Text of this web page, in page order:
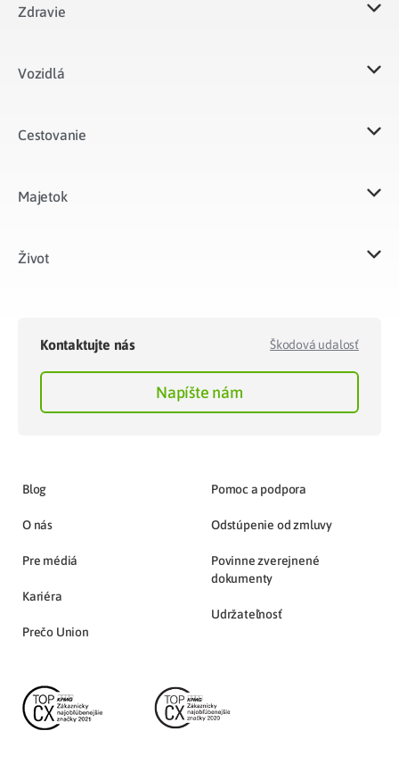
Zdravie
Vozidlá​
Cestovanie
Majetok​
Život​
Kontaktujte nás Škodová udalosť
Napíšte nám
Blog
O nás
Pre médiá
Kariéra
Prečo Union
Pomoc a podpora
Odstúpenie od zmluvy
Povinne zverejnené
dokumenty
Udržateľnosť